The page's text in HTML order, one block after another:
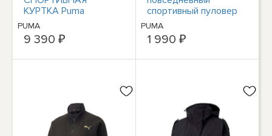
КУРТКА Puma
CLASSICS T7
PUMA
9 390 ₽
спортивный пуловер
Puma Run Winterized с
длинным рукавом и
половиной молнии
PUMA
1 990 ₽